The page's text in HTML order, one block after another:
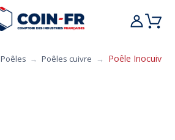
CUISINE MOBILIER
Poêles Poêles cuivre Poêle Inocuivre